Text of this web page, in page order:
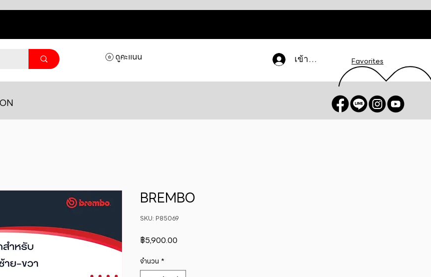
เข้าสู่ระบบ Favorites
ดูคะแนน
BREMBO
SKU: P85069
฿5,900.00
จำนวน *